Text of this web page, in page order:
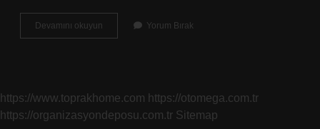
Devamını okuyun
Yozgat
Yorum Bırak
https://www.toprakhome.com https://otomega.com.tr
https://organizasyondeposu.com.tr Sitemap